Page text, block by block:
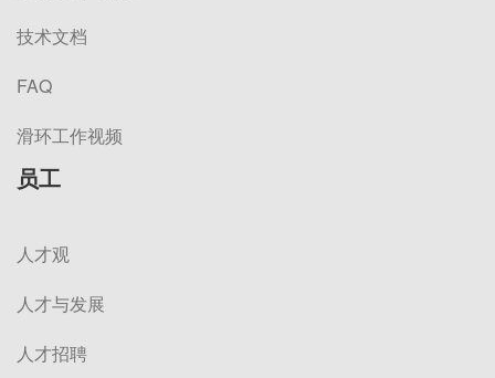
技术文档
FAQ
滑环工作视频
员工
人才观
人才与发展
人才招聘